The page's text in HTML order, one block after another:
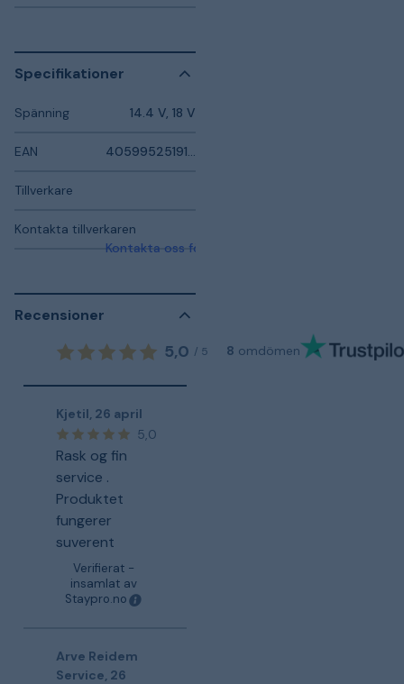
Specifikationer
Spänning 14.4 V, 18 V
EAN
Tillverkare
Kontakta tillverkaren
Kontakta oss för mer information
Recensioner
5,0 / 5 8 omdömen
Kjetil 26 april
5,0
Rask og fin
service .
Produktet
fungerer
suverent
Verifierat -
insamlat av
Staypro.no
Arve Reidem
Service 26